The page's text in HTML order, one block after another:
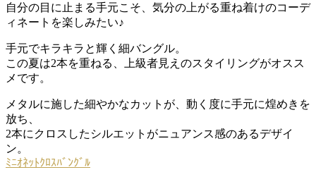
自分の目に止まる手元こそ、気分の上がる重ね着けのコーデ
ィネートを楽しみたい♪
手元でキラキラと輝く細バングル。
この夏は2本を重ねる、上級者見えのスタイリングがオスス
メです。
メタルに施した細やかなカットが、動く度に手元に煌めきを
放ち、
2本にクロスしたシルエットがニュアンス感のあるデザイ
ン。
ﾐﾆｵﾈｯﾄｸﾛｽﾊﾞﾝｸﾞﾙ